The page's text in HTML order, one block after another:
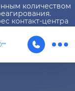
количеством
контакт-центра